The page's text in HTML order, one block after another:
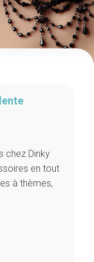
chez Dinky
en tout
à thèmes,